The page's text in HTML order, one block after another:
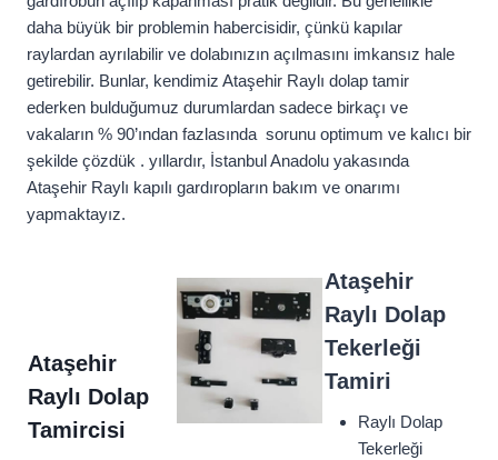
daha büyük bir problemin habercisidir, çünkü kapılar
raylardan ayrılabilir ve dolabınızın açılmasını imkansız hale
getirebilir. Bunlar, kendimiz Ataşehir Raylı dolap tamir
ederken bulduğumuz durumlardan sadece birkaçı ve
vakaların % 90’ından fazlasında sorunu optimum ve kalıcı bir
şekilde çözdük . yıllardır, İstanbul Anadolu yakasında
Ataşehir Raylı kapılı gardıropların bakım ve onarımı
yapmaktayız.
Ataşehir
Raylı Dolap
Tamircisi
Ataşehir
Raylı Dolap
Tekerleği
Tamiri
Raylı Dolap
Tekerleği